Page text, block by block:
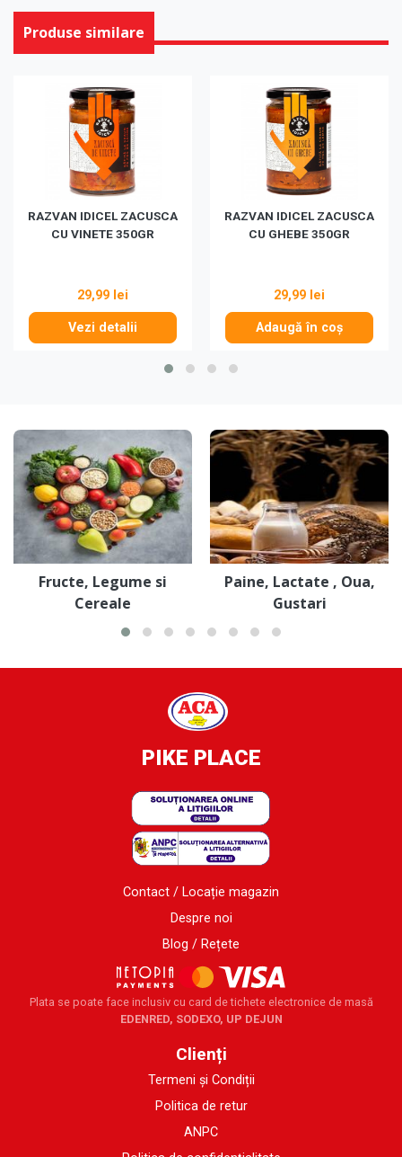
Produse similare
RAZVAN IDICEL ZACUSCA
CU VINETE 350GR
29,99 lei
Vezi detalii
RAZVAN IDICEL ZACUSCA
CU GHEBE 350GR
29,99 lei
Adaugă în coș
Fructe, Legume si
Cereale
Paine, Lactate , Oua,
Gustari
PIKE PLACE
Contact / Locație magazin
Despre noi
Blog / Rețete
Plata se poate face inclusiv cu card de tichete electronice de masă
EDENRED, SODEXO, UP DEJUN
Clienți
Termeni și Condiții
Politica de retur
ANPC